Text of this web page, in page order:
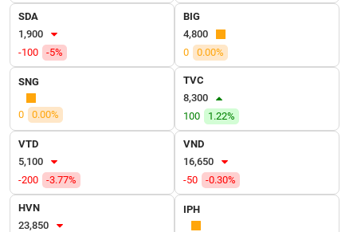
SDA
1,900
-100
-5%
BIG
4,800
0
0.00%
SNG
0 0.00%
TVC
8,300
100
1.22%
VTD
5,100
-200
-3.77%
VND
16,650
-50
-0.30%
HVN
23,850
IPH
TIỆN
ÍCH
BẤT
ĐỘNG
SẢN